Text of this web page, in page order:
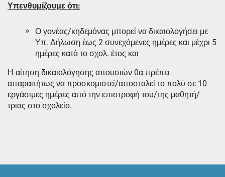
Υπενθυμίζουμε ότι:
Ο γονέας/κηδεμόνας μπορεί να δικαιολογήσει με
Υπ. Δήλωση έως 2 συνεχόμενες ημέρες και μέχρι 5
ημέρες κατά το σχολ. έτος και
Η αίτηση δικαιολόγησης απουσιών θα πρέπει
απαραιτήτως να προσκομιστεί/αποσταλεί το πολύ σε 10
εργάσιμες ημέρες από την επιστροφή του/της μαθητή/
τριας στο σχολείο.